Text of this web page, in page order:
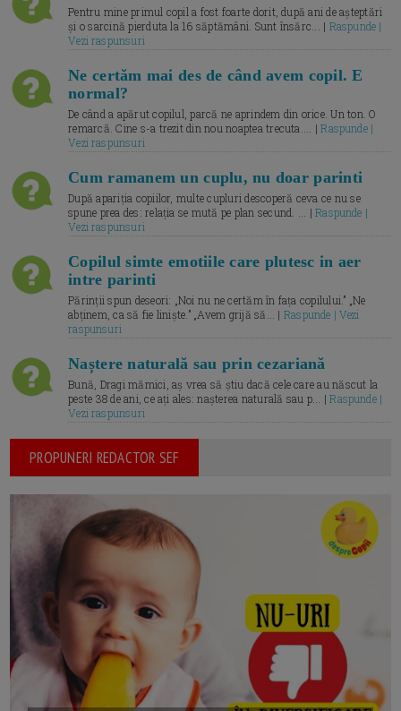
Pentru mine primul copil a fost foarte dorit, după ani de așteptări
și o sarcină pierduta la 16 săptămâni. Sunt însărc... | Raspunde |
Vezi raspunsuri
Ne certăm mai des de când avem copil. E
normal?
De când a apărut copilul, parcă ne aprindem din orice. Un ton. O
remarcă. Cine s-a trezit din nou noaptea trecuta.... |Raspunde |
Vezi raspunsuri
Cum ramanem un cuplu, nu doar parinti
După apariția copiilor, multe cupluri descoperă ceva ce nu se
spune prea des: relația se mută pe plan secund. ... |Raspunde |
Vezi raspunsuri
Copilul simte emotiile care plutesc in aer
intre parinti
Părinții spun deseori: „Noi nu ne certăm în fața copilului.” „Ne
abținem, ca să fie liniște.” „Avem grijă să... | Raspunde | Vezi
raspunsuri
Naștere naturală sau prin cezariană
Bună, Dragi mămici, aș vrea să știu dacă cele care au născut la
peste 38 de ani, ce ați ales: nașterea naturală sau p... |Raspunde |
Vezi raspunsuri
PROPUNERI REDACTOR SEF